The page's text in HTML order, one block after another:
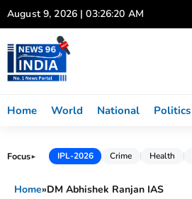
Skip
to
content
August 9, 2026 | 03:26:20 AM
Home World National Politics
Focus► IPL-2026 Crime Health
Home»DM Abhishek Ranjan IAS